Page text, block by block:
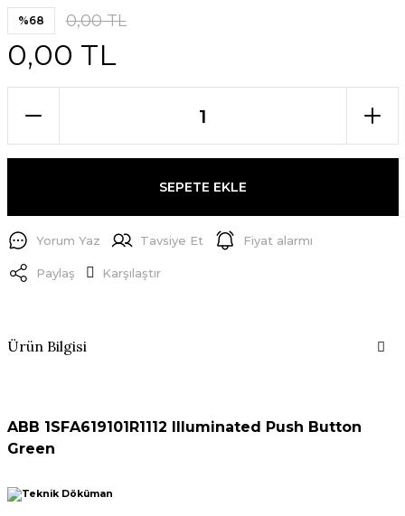
%68 0,00 TL
0,00 TL
SEPETE EKLE
Yorum Yaz Tavsiye Et Fiyat alarmı
Paylaş Karşılaştır
Ürün Bilgisi
ABB 1SFA619101R1112 Illuminated Push Button
Green